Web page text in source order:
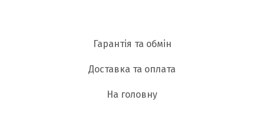
Гарантія та обмін
Доставка та оплата
На головну